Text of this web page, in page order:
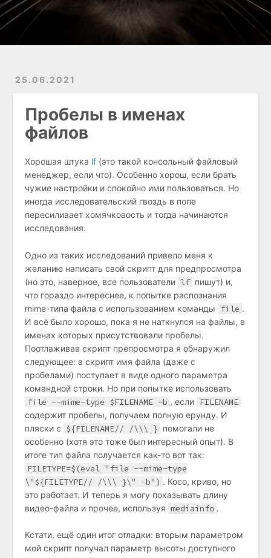
25.06.2021
Пробелы в именах
файлов
Хорошая штука lf (это такой консольный файловый
менеджер, если что). Особенно хорош, если брать
чужие настройки и спокойно ими пользоваться. Но
иногда исследовательский гвоздь в попе
пересиливает хомячковость и тогда начинаются
исследования.
Одно из таких исследований привело меня к
желанию написать свой скрипт для предпросмотра
(но это, наверное, все пользователи lf пишут) и,
что гораздо интереснее, к попытке распознания
mime-типа файла с использованием команды
file .
И всё было хорошо, пока я не наткнулся на файлы, в
именах которых присутствовали пробелы.
Поотлаживав скрипт препросмотра я обнаружил
следующее: в скрипт имя файла (даже с
пробелами) поступает в виде одного параметра
командной строки. Но при попытке использовать
file --mime-type $FILENAME -b , если FILENAME
содержит пробелы, получаем полную ерунду. И
пляски с ${FILENAME// /\\\ } помогали не
особенно (хотя это тоже был интересный опыт). В
итоге тип файла получается как-то вот так:
FILETYPE=$(eval "file --mime-type
\"${FILETYPE// /\\\ }\" -b") . Косо, криво, но
это работает. И теперь я могу показывать длину
видео-файла и прочее, используя mediainfo .
Кстати, ещё один итог отладки: вторым параметром
мой скрипт получал параметр высоты доступного